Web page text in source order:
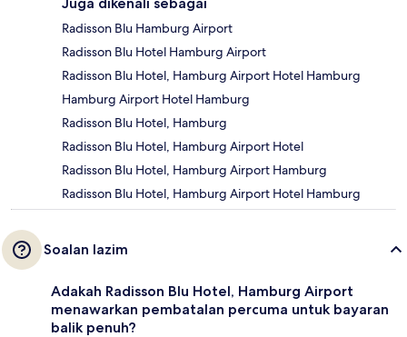
Radisson Blu Hamburg Airport
Radisson Blu Hotel Hamburg Airport
Radisson Blu Hotel, Hamburg Airport Hotel Hamburg
Hamburg Airport Hotel Hamburg
Radisson Blu Hotel, Hamburg
Radisson Blu Hotel, Hamburg Airport Hotel
Radisson Blu Hotel, Hamburg Airport Hamburg
Radisson Blu Hotel, Hamburg Airport Hotel Hamburg
Soalan lazim
Adakah Radisson Blu Hotel, Hamburg Airport
menawarkan pembatalan percuma untuk bayaran
balik penuh?